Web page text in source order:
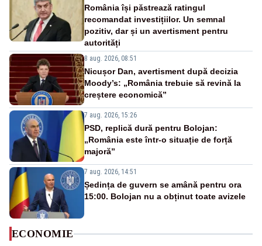
România își păstrează ratingul
recomandat investițiilor. Un semnal
pozitiv, dar și un avertisment pentru
autorități
8 aug. 2026, 08:51
Nicușor Dan, avertisment după decizia
Moody’s: „România trebuie să revină la
creștere economică”
7 aug. 2026, 15:26
PSD, replică dură pentru Bolojan:
„România este într-o situație de forță
majoră”
7 aug. 2026, 14:51
Ședința de guvern se amână pentru ora
15:00. Bolojan nu a obținut toate avizele
ECONOMIE